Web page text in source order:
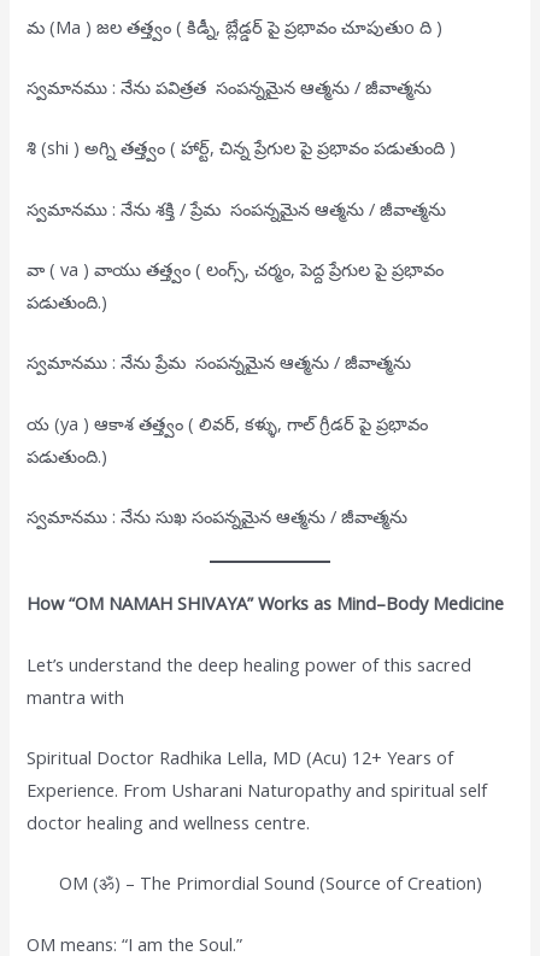
మ (Ma ) జల తత్త్వం ( కిడ్నీ, బ్లేడ్డర్ పై ప్రభావం చూపుతుo ది )
స్వమానము : నేను పవిత్రత సంపన్నమైన ఆత్మను / జీవాత్మను
శి (shi ) అగ్ని తత్త్వం ( హార్ట్, చిన్న ప్రేగుల పై ప్రభావం పడుతుంది )
స్వమానము : నేను శక్తి / ప్రేమ సంపన్నమైన ఆత్మను / జీవాత్మను
వా ( va ) వాయు తత్త్వం ( లంగ్స్, చర్మం, పెద్ద ప్రేగుల పై ప్రభావం
పడుతుంది.)
స్వమానము : నేను ప్రేమ సంపన్నమైన ఆత్మను / జీవాత్మను
య (ya ) ఆకాశ తత్త్వం ( లివర్, కళ్ళు, గాల్ గ్రీడర్ పై ప్రభావం
పడుతుంది.)
స్వమానము : నేను సుఖ సంపన్నమైన ఆత్మను / జీవాత్మను
How “OM NAMAH SHIVAYA” Works as Mind–Body Medicine
Let’s understand the deep healing power of this sacred
mantra with
Spiritual Doctor Radhika Lella, MD (Acu) 12+ Years of
Experience. From Usharani Naturopathy and spiritual self
doctor healing and wellness centre.
OM (ॐ) – The Primordial Sound (Source of Creation)
OM means: “I am the Soul.”